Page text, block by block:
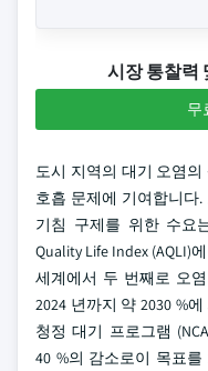
시장 통찰력
무
도시 지역의 대기 오염
호흡 문제에 기여합니다
기침 구제를 위한 수요
Quality Life Index (AQLI)
세계에서 두 번째로 오
2024 년까지 약 2030 %
청정 대기 프로그램
40 %의 감소로이 목표